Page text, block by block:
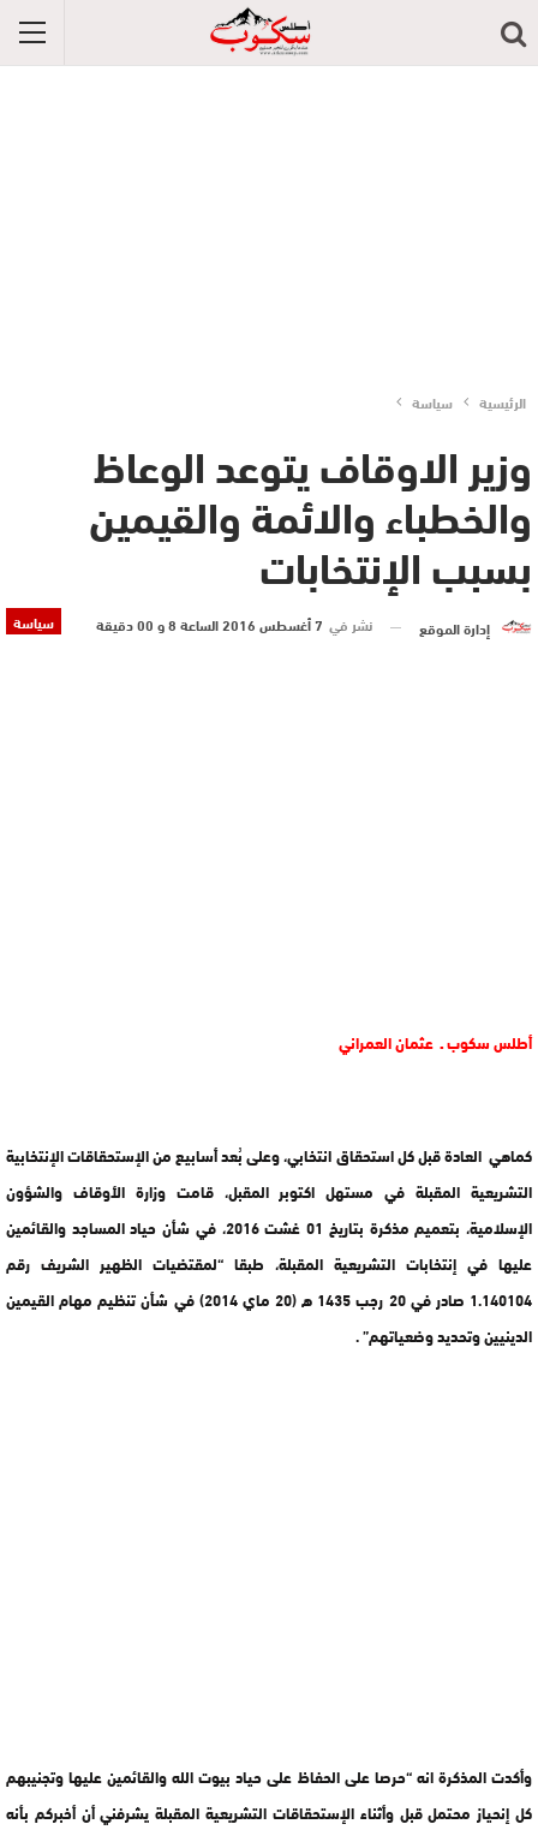
الرئيسية سياسة
وزير الاوقاف يتوعد الوعاظ
والخطباء والائمة والقيمين
بسبب الإنتخابات
سياسة إدارة الموقع نشر في 7 أغسطس 2016 الساعة 8 و 00 دقيقة
أطلس سكوب ـ عثمان العمراني
كماهي العادة قبل كل استحقاق انتخابي، وعلى بُعد أسابيع من الإستحقاقات الإنتخابية
التشريعية المقبلة في مستهل اكتوبر المقبل، قامت وزارة الأوقاف والشؤون
الإسلامية، بتعميم مذكرة بتاريخ 01 غشت 2016، في شأن حياد المساجد والقائمين
عليها في إنتخابات التشريعية المقبلة، طبقا “لمقتضيات الظهير الشريف رقم
1.140104 صادر في 20 رجب 1435 ه (20 ماي 2014) في شأن تنظيم مهام القيمين
الدينيين وتحديد وضعياتهم” .
وأكدت المذكرة انه “حرصا على الحفاظ على حياد بيوت الله والقائمين عليها وتجنيبهم
كل إنحياز محتمل قبل وأثناء الإستحقاقات التشريعية المقبلة يشرفني أن أخبركم بأنه